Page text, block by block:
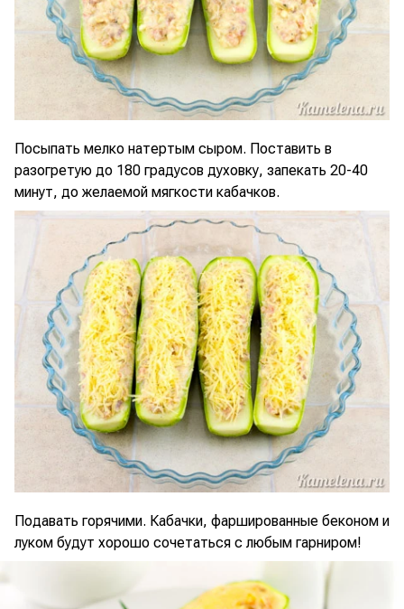
Посыпать мелко натертым сыром. Поставить в
разогретую до 180 градусов духовку, запекать 20-40
минут, до желаемой мягкости кабачков.
Подавать горячими. Кабачки, фаршированные беконом и
луком будут хорошо сочетаться с любым гарниром!